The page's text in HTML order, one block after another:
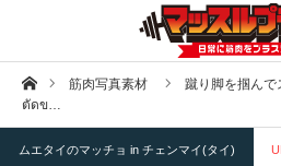
ホーム筋肉写真素材
蹴り脚を掴んで
ตัดข…
ムエタイのマッチョ in チェンマイ(タイ)